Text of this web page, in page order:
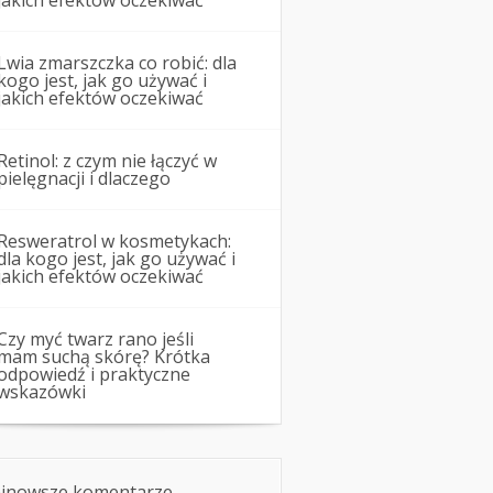
zmarszczka co robić: dla
jest, jak go używać i
efektów oczekiwać
z czym nie łączyć w
i dlaczego
w kosmetykach:
kogo jest, jak go używać i
efektów oczekiwać
myć twarz rano jeśli
suchą skórę? Krótka
i praktyczne